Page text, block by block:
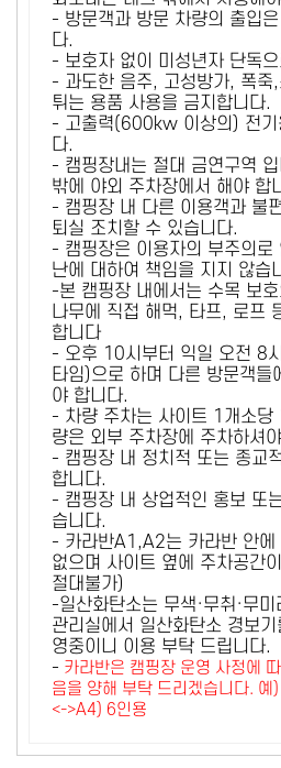
- 방문객과 방문 차량의 출입
다.
- 보호자 없이 미성년자 단독으
- 과도한 음주, 고성방가, 폭죽,
튀는 용품 사용을 금지합니다.
- 고출력(600kw 이상의) 전기
다.
- 캠핑장내는 절대 금연구역
밖에 야외 주차장에서 해야 합
- 캠핑장 내 다른 이용객과 불
퇴실 조치할 수 있습니다.
- 캠핑장은 이용자의 부주의
난에 대하여 책임을 지지 않습
-본 캠핑장 내에서는 수목 보
나무에 직접 해먹, 타프, 로프
합니다
- 오후 10시부터 익일 오전 8
타임)으로 하며 다른 방문객들
야 합니다.
- 차량 주차는 사이트 1개소당
량은 외부 주차장에 주차하셔
- 캠핑장 내 정치적 또는 종교
합니다.
- 캠핑장 내 상업적인 홍보 또
습니다.
- 카라반A1,A2는 카라반 안에
없으며 사이트 옆에 주차공간
절대불가)
-일산화탄소는 무색·무취·무
관리실에서 일산화탄소 경보
영중이니 이용 부탁 드립니다.
- 카라반은 캠핑장 운영 사정에
음을 양해 부탁 드리겠습니다.
<->A4) 6인용